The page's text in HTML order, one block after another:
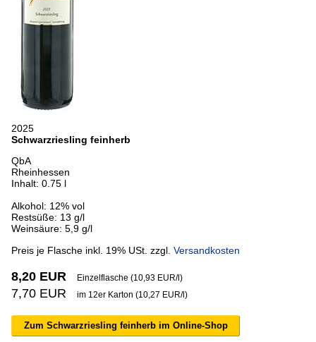
2025
Schwarzriesling feinherb
QbA
Rheinhessen
Inhalt: 0.75 l
Alkohol: 12% vol
Restsüße: 13 g/l
Weinsäure: 5,9 g/l
Preis je Flasche inkl. 19% USt. zzgl. Versandkosten
8,20 EUR Einzelflasche (10,93 EUR/l)
7,70 EUR im 12er Karton (10,27 EUR/l)
Zum Schwarzriesling feinherb im Online-Shop